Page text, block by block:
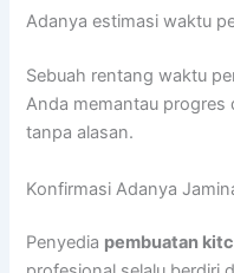
Adanya estimasi waktu
Sebuah rentang waktu
Anda memantau progres
tanpa alasan.
Konfirmasi Adanya
Penyedia pembuatan